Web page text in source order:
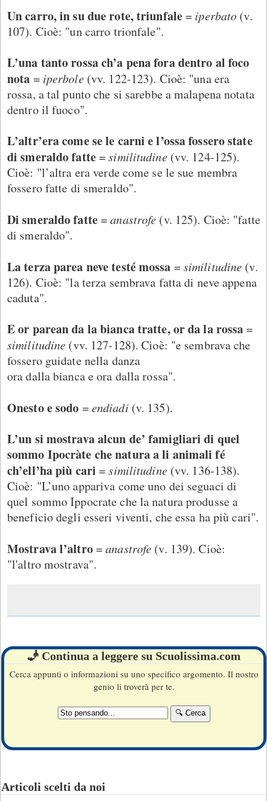
Un carro, in su due rote, triunfale= iperbato (v.
107). Cioè: "un carro trionfale".
L’una tanto rossa ch’a pena fora dentro al foco
nota = iperbole (vv. 122-123). Cioè: "una era
rossa, a tal punto che si sarebbe a malapena notata
dentro il fuoco".
L’altr’era come se le carni e l’ossa fossero state
di smeraldo fatte=similitudine (vv. 124-125).
Cioè: "l’altra era verde come se le sue membra
fossero fatte di smeraldo".
Di smeraldo fatte=anastrofe (v. 125). Cioè: "fatte
di smeraldo".
La terza parea neve testé mossa =similitudine (v.
126). Cioè: "la terza sembrava fatta di neve appena
caduta".
E or parean da la bianca tratte, or da la rossa=
similitudine (vv. 127-128). Cioè: "e sembrava che
fossero guidate nella danza
ora dalla bianca e ora dalla rossa".
Onesto e sodo =endiadi (v. 135).
L’un si mostrava alcun de’ famigliari di quel
sommo Ipocràte che natura a li animali fé
ch’ell’ha più cari =similitudine (vv. 136-138).
Cioè: "L’uno appariva come uno dei seguaci di
quel sommo Ippocrate che la natura produsse a
beneficio degli esseri viventi, che essa ha più cari".
Mostrava l’altro=anastrofe (v. 139). Cioè:
"l'altro mostrava".
🧞 Continua a leggere su Scuolissima.com
Cerca appunti o informazioni su uno specifico argomento. Il nostro
genio li troverà per te.
Articoli scelti da noi